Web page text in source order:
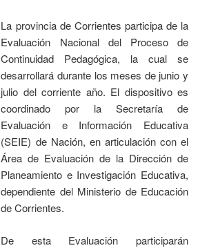
La provincia de Corrientes participa de la
Evaluación Nacional del Proceso de
Continuidad Pedagógica, la cual se
desarrollará durante los meses de junio y
julio del corriente año. El dispositivo es
coordinado por la Secretaría de
Evaluación e Información Educativa
(SEIE) de Nación, en articulación con el
Área de Evaluación de la Dirección de
Planeamiento e Investigación Educativa,
dependiente del Ministerio de Educación
de Corrientes.
De esta Evaluación participarán